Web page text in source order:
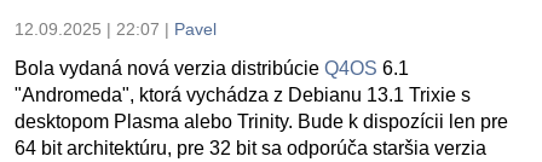
12.09.2025 | 22:07 | Pavel
Bola vydaná nová verzia distribúcie Q4OS 6.1
"Andromeda", ktorá vychádza z Debianu 13.1 Trixie s
desktopom Plasma alebo Trinity. Bude k dispozícii len pre
64 bit architektúru, pre 32 bit sa odporúča staršia verzia